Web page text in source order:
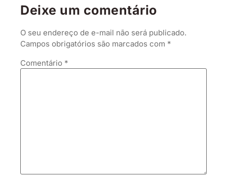
Deixe um comentário
O seu endereço de e-mail não será publicado.
Campos obrigatórios são marcados com *
Comentário *